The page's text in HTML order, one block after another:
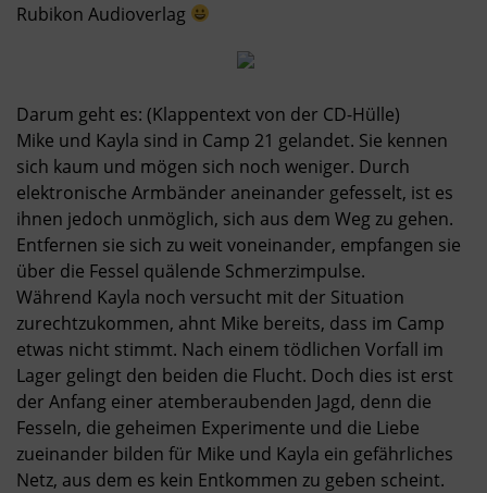
Rubikon Audioverlag
Darum geht es: (Klappentext von der CD-Hülle)
Mike und Kayla sind in Camp 21 gelandet. Sie kennen
sich kaum und mögen sich noch weniger. Durch
elektronische Armbänder aneinander gefesselt, ist es
ihnen jedoch unmöglich, sich aus dem Weg zu gehen.
Entfernen sie sich zu weit voneinander, empfangen sie
über die Fessel quälende Schmerzimpulse.
Während Kayla noch versucht mit der Situation
zurechtzukommen, ahnt Mike bereits, dass im Camp
etwas nicht stimmt. Nach einem tödlichen Vorfall im
Lager gelingt den beiden die Flucht. Doch dies ist erst
der Anfang einer atemberaubenden Jagd, denn die
Fesseln, die geheimen Experimente und die Liebe
zueinander bilden für Mike und Kayla ein gefährliches
Netz, aus dem es kein Entkommen zu geben scheint.